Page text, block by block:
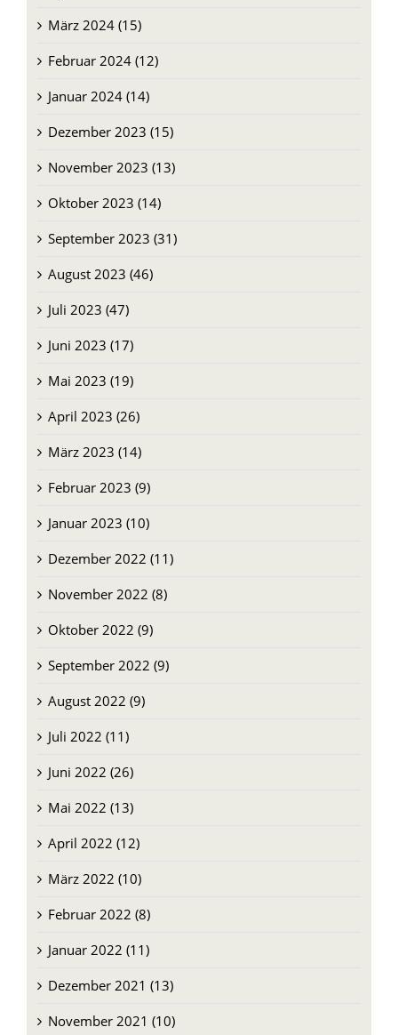
März 2024 (15)
Februar 2024 (12)
Januar 2024 (14)
Dezember 2023 (15)
November 2023 (13)
Oktober 2023 (14)
September 2023 (31)
August 2023 (46)
Juli 2023 (47)
Juni 2023 (17)
Mai 2023 (19)
April 2023 (26)
März 2023 (14)
Februar 2023 (9)
Januar 2023 (10)
Dezember 2022 (11)
November 2022 (8)
Oktober 2022 (9)
September 2022 (9)
August 2022 (9)
Juli 2022 (11)
Juni 2022 (26)
Mai 2022 (13)
April 2022 (12)
März 2022 (10)
Februar 2022 (8)
Januar 2022 (11)
Dezember 2021 (13)
November 2021 (10)